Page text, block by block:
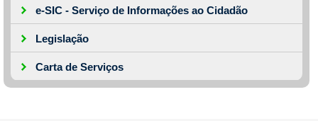
e-SIC - Serviço de Informações ao Cidadão
Legislação
Carta de Serviços